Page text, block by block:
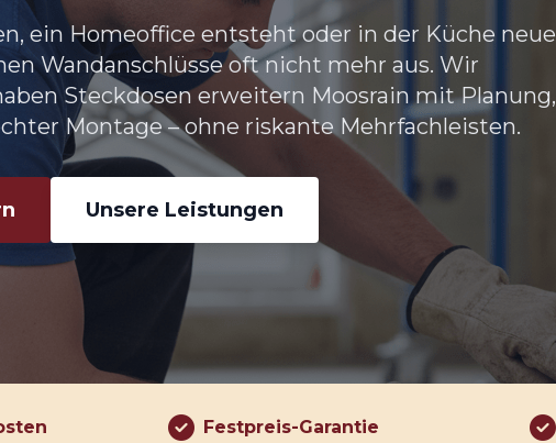
ein Homeoffice entsteht oder in der Küche neue
Wandanschlüsse oft nicht mehr aus. Wir
Steckdosen erweitern Moosrain mit Planung,
Montage – ohne riskante Mehrfachleisten.
Unsere Leistungen
Festpreis-Garantie